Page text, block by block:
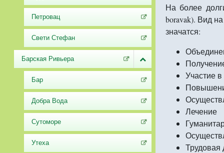
Петровац
Свети Стефан
Барская Ривьера
Бар
Добра Вода
Сутоморе
Утеха
На более
boravak). Вид
значатся:
Участие
Лечение
Трудовая